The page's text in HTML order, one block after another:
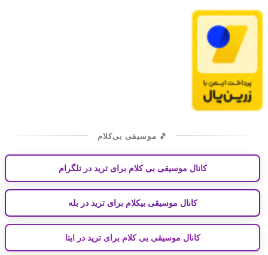
🎵 موسیقی بی‌کلام
کانال موسیقی بی کلام برای ترید در تلگرام
کانال موسیقی بیکلام برای ترید در بله
کانال موسیقی بی کلام برای ترید در ایتا